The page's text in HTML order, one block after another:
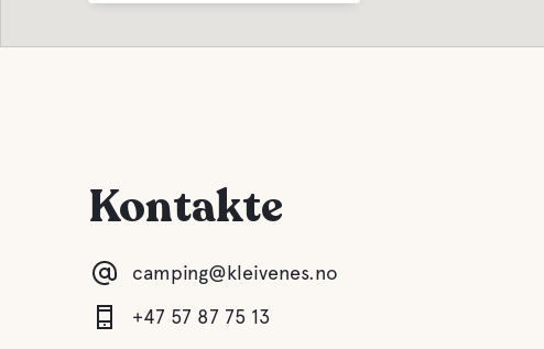
Kontakte
camping@kleivenes.no
+47 57 87 75 13